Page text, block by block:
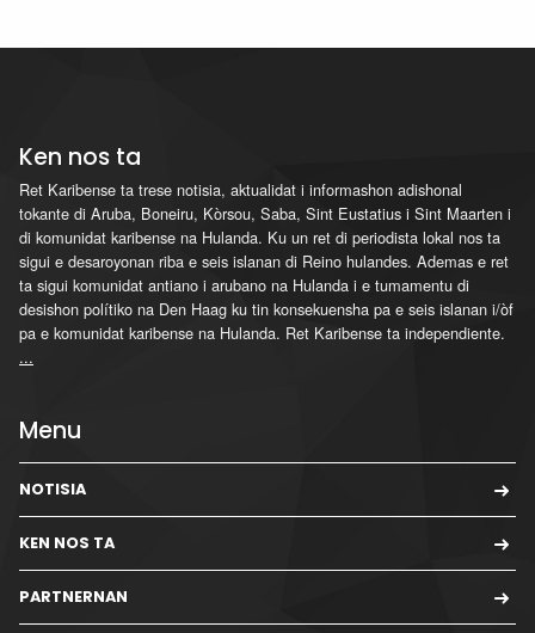
Ken nos ta
Ret Karibense ta trese notisia, aktualidat i informashon adishonal
tokante di Aruba, Boneiru, Kòrsou, Saba, Sint Eustatius i Sint Maarten i
di komunidat karibense na Hulanda. Ku un ret di periodista lokal nos ta
sigui e desaroyonan riba e seis islanan di Reino hulandes. Ademas e ret
ta sigui komunidat antiano i arubano na Hulanda i e tumamentu di
desishon polítiko na Den Haag ku tin konsekuensha pa e seis islanan i/òf
pa e komunidat karibense na Hulanda. Ret Karibense ta independiente.
...
Menu
NOTISIA
KEN NOS TA
PARTNERNAN